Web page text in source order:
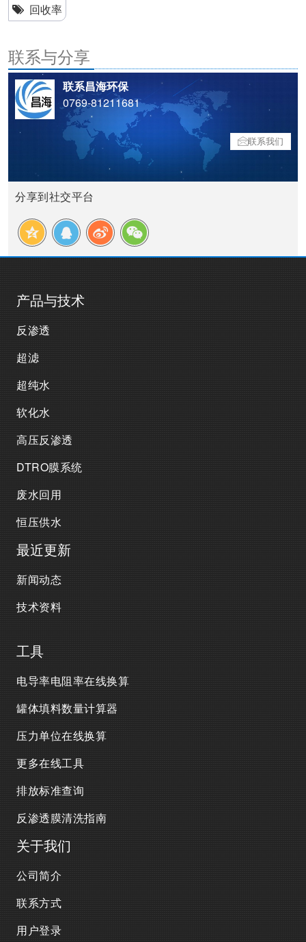
回收率
联系与分享
联系昌海环保
0769-81211681
联系我们
分享到社交平台
产品与技术
反渗透
超滤
超纯水
软化水
高压反渗透
DTRO膜系统
废水回用
恒压供水
最近更新
新闻动态
技术资料
工具
电导率电阻率在线换算
罐体填料数量计算器
压力单位在线换算
更多在线工具
排放标准查询
反渗透膜清洗指南
关于我们
公司简介
联系方式
用户登录